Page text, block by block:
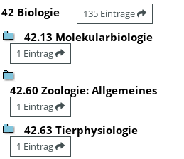
42 Biologie 135 Einträge
42.13 Molekularbiologie
1 Eintrag
42.60 Zoologie: Allgemeines
1 Eintrag
42.63 Tierphysiologie
1 Eintrag